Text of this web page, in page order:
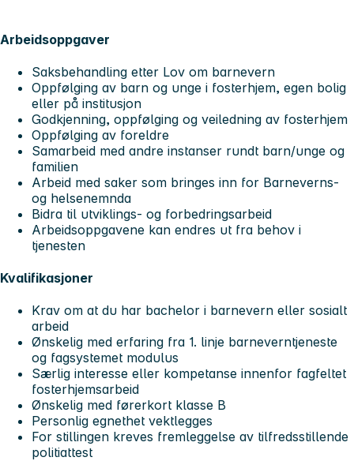
Arbeidsoppgaver
Saksbehandling etter Lov om barnevern
Oppfølging av barn og unge i fosterhjem, egen bolig
eller på institusjon
Godkjenning, oppfølging og veiledning av fosterhjem
Oppfølging av foreldre
Samarbeid med andre instanser rundt barn/unge og
familien
Arbeid med saker som bringes inn for Barneverns-
og helsenemnda
Bidra til utviklings- og forbedringsarbeid
Arbeidsoppgavene kan endres ut fra behov i
tjenesten
Kvalifikasjoner
Krav om at du har bachelor i barnevern eller sosialt
arbeid
Ønskelig med erfaring fra 1. linje barneverntjeneste
og fagsystemet modulus
Særlig interesse eller kompetanse innenfor fagfeltet
fosterhjemsarbeid
Ønskelig med førerkort klasse B
Personlig egnethet vektlegges
For stillingen kreves fremleggelse av tilfredsstillende
politiattest